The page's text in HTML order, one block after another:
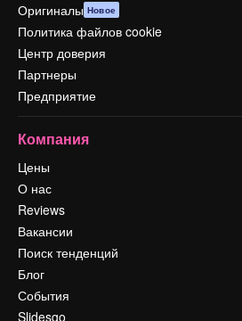
Оригиналы Новое
Политика файлов cookie
Центр доверия
Партнеры
Предприятие
Компания
Цены
О нас
Reviews
Вакансии
Поиск тенденций
Блог
События
Slidesgo